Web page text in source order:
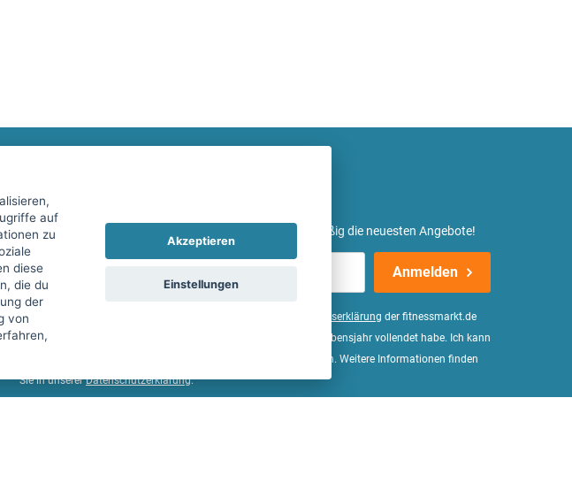
Newsletter
dich hier für unseren Newsletter ein und erhalte regelmäßig die neuesten Angebote!
Anmelden
Ich stimme der Verarbeitung meiner Daten, wie in der Einwilligungserklärung der fitnessmarkt.de
services GmbH beschrieben, zu und bestätige, dass ich das 16. Lebensjahr vollendet habe. Ich kann
diese Einwilligung jederzeit mit Wirkung für die Zukunft widerrufen. Weitere Informationen finden
Sie in unsererDatenschutzerklärung.
auf
zu
diese
die du
der
von
Akzeptieren
Einstellungen